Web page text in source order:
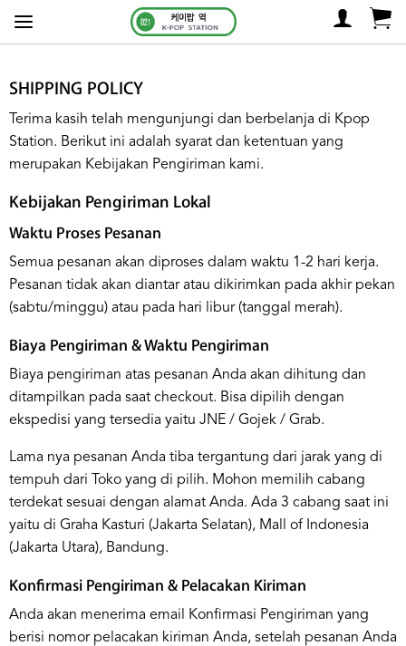
SHIPPING POLICY
Terima kasih telah mengunjungi dan berbelanja di Kpop
Station. Berikut ini adalah syarat dan ketentuan yang
merupakan Kebijakan Pengiriman kami.
Kebijakan Pengiriman Lokal
Waktu Proses Pesanan
Semua pesanan akan diproses dalam waktu 1-2 hari kerja.
Pesanan tidak akan diantar atau dikirimkan pada akhir pekan
(sabtu/minggu) atau pada hari libur (tanggal merah).
Biaya Pengiriman & Waktu Pengiriman
Biaya pengiriman atas pesanan Anda akan dihitung dan
ditampilkan pada saat checkout. Bisa dipilih dengan
ekspedisi yang tersedia yaitu JNE / Gojek / Grab.
Lama nya pesanan Anda tiba tergantung dari jarak yang di
tempuh dari Toko yang di pilih. Mohon memilih cabang
terdekat sesuai dengan alamat Anda. Ada 3 cabang saat ini
yaitu di Graha Kasturi (Jakarta Selatan), Mall of Indonesia
(Jakarta Utara), Bandung.
Konfirmasi Pengiriman & Pelacakan Kiriman
Anda akan menerima email Konfirmasi Pengiriman yang
berisi nomor pelacakan kiriman Anda, setelah pesanan Anda